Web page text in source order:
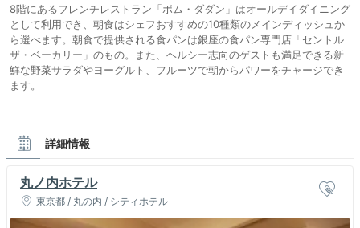
8階にあるフレンチレストラン「ポム・ダダン」はオールデイダイニング
として利用でき、朝食はシェフおすすめの10種類のメインディッシュか
ら選べます。朝食で提供される食パンは銀座の食パン専門店「セントル
ザ・ベーカリー」のもの。また、ヘルシー志向のゲストも満足できる新
鮮な野菜サラダやヨーグルト、フルーツで朝からパワーをチャージでき
ます。
詳細情報
丸ノ内ホテル
東京都 / 丸の内 / シティホテル